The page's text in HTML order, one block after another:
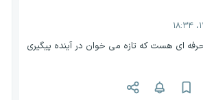
ای هست که تازه می خوان در آینده پیگیری